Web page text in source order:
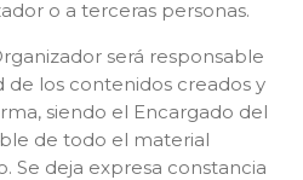
o a terceras personas.
será responsable
de los contenidos creados y
siendo el Encargado del
de todo el material
Se deja expresa constancia